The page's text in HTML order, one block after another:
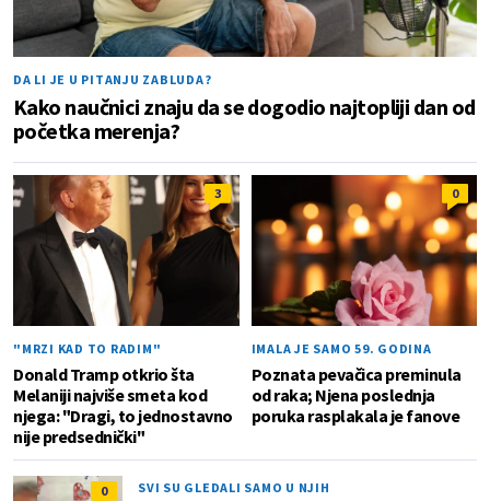
DA LI JE U PITANJU ZABLUDA?
Kako naučnici znaju da se dogodio najtopliji dan od
početka merenja?
3
"MRZI KAD TO RADIM"
Donald Tramp otkrio šta
Melaniji najviše smeta kod
njega: "Dragi, to jednostavno
nije predsednički"
0
IMALA JE SAMO 59. GODINA
Poznata pevačica preminula
od raka; Njena poslednja
poruka rasplakala je fanove
0 SVI SU GLEDALI SAMO U NJIH